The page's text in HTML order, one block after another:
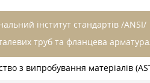
інститут стандартів /ANSI/
труб та фланцева
з випробування матеріалів